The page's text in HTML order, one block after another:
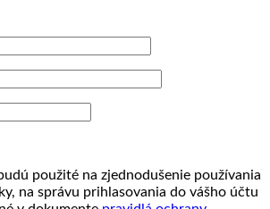
použité na zjednodušenie používania
na správu prihlasovania do vášho účtu